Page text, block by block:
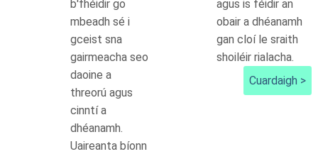
b'fhéidir go
mbeadh sé i
gceist sna
gairmeacha seo
daoine a
threorú agus
cinntí a
dhéanamh.
Uaireanta bíonn
agus is féidir an
obair a dhéanamh
gan cloí le sraith
shoiléir rialacha.
Cuardaigh >